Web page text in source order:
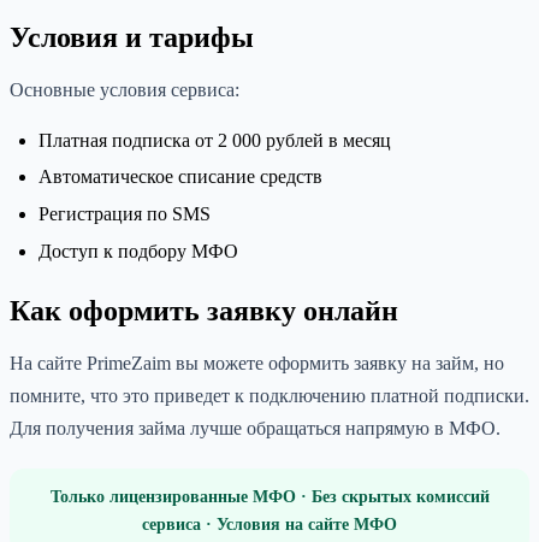
Условия и тарифы
Основные условия сервиса:
Платная подписка от 2 000 рублей в месяц
Автоматическое списание средств
Регистрация по SMS
Доступ к подбору МФО
Как оформить заявку онлайн
На сайте PrimeZaim вы можете оформить заявку на займ, но
помните, что это приведет к подключению платной подписки.
Для получения займа лучше обращаться напрямую в МФО.
Только лицензированные МФО · Без скрытых комиссий
сервиса · Условия на сайте МФО